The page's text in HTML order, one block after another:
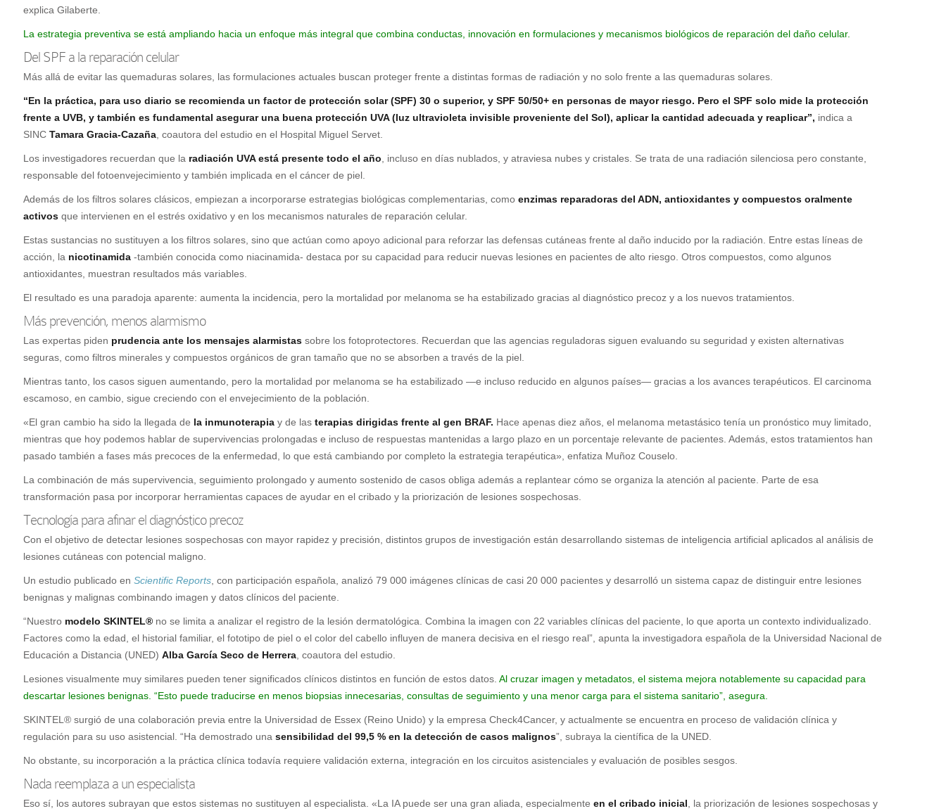
explica Gilaberte.
La estrategia preventiva se está ampliando hacia un enfoque más integral que combina conductas, innovación en formulaciones y mecanismos biológicos de reparación del daño celular.
Del SPF a la reparación celular
Más allá de evitar las quemaduras solares, las formulaciones actuales buscan proteger frente a distintas formas de radiación y no solo frente a las quemaduras solares.
“En la práctica, para uso diario se recomienda un factor de protección solar (SPF) 30 o superior, y SPF 50/50+ en personas de mayor riesgo. Pero el SPF solo mide la protección
frente a UVB, y también es fundamental asegurar una buena protección UVA (luz ultravioleta invisible proveniente del Sol), aplicar la cantidad adecuada y reaplicar”, indica a
SINC Tamara Gracia-Cazaña, coautora del estudio en el Hospital Miguel Servet.
Los investigadores recuerdan que la radiación UVA está presente todo el año, incluso en días nublados, y atraviesa nubes y cristales. Se trata de una radiación silenciosa pero constante,
responsable del fotoenvejecimiento y también implicada en el cáncer de piel.
Además de los filtros solares clásicos, empiezan a incorporarse estrategias biológicas complementarias, como enzimas reparadoras del ADN, antioxidantes y compuestos oralmente
activos que intervienen en el estrés oxidativo y en los mecanismos naturales de reparación celular.
Estas sustancias no sustituyen a los filtros solares, sino que actúan como apoyo adicional para reforzar las defensas cutáneas frente al daño inducido por la radiación. Entre estas líneas de
acción, la nicotinamida -también conocida como niacinamida- destaca por su capacidad para reducir nuevas lesiones en pacientes de alto riesgo. Otros compuestos, como algunos
antioxidantes, muestran resultados más variables.
El resultado es una paradoja aparente: aumenta la incidencia, pero la mortalidad por melanoma se ha estabilizado gracias al diagnóstico precoz y a los nuevos tratamientos.
Más prevención, menos alarmismo
Las expertas piden prudencia ante los mensajes alarmistas sobre los fotoprotectores. Recuerdan que las agencias reguladoras siguen evaluando su seguridad y existen alternativas
seguras, como filtros minerales y compuestos orgánicos de gran tamaño que no se absorben a través de la piel.
Mientras tanto, los casos siguen aumentando, pero la mortalidad por melanoma se ha estabilizado —e incluso reducido en algunos países— gracias a los avances terapéuticos. El carcinoma
escamoso, en cambio, sigue creciendo con el envejecimiento de la población.
«El gran cambio ha sido la llegada de la inmunoterapia y de las terapias dirigidas frente al gen BRAF. Hace apenas diez años, el melanoma metastásico tenía un pronóstico muy limitado,
mientras que hoy podemos hablar de supervivencias prolongadas e incluso de respuestas mantenidas a largo plazo en un porcentaje relevante de pacientes. Además, estos tratamientos han
pasado también a fases más precoces de la enfermedad, lo que está cambiando por completo la estrategia terapéutica», enfatiza Muñoz Couselo.
La combinación de más supervivencia, seguimiento prolongado y aumento sostenido de casos obliga además a replantear cómo se organiza la atención al paciente. Parte de esa
transformación pasa por incorporar herramientas capaces de ayudar en el cribado y la priorización de lesiones sospechosas.
Tecnología para afinar el diagnóstico precoz
Con el objetivo de detectar lesiones sospechosas con mayor rapidez y precisión, distintos grupos de investigación están desarrollando sistemas de inteligencia artificial aplicados al análisis de
lesiones cutáneas con potencial maligno.
Un estudio publicado en Scientific Reports, con participación española, analizó 79 000 imágenes clínicas de casi 20 000 pacientes y desarrolló un sistema capaz de distinguir entre lesiones
benignas y malignas combinando imagen y datos clínicos del paciente.
“Nuestro modelo SKINTEL® no se limita a analizar el registro de la lesión dermatológica. Combina la imagen con 22 variables clínicas del paciente, lo que aporta un contexto individualizado.
Factores como la edad, el historial familiar, el fototipo de piel o el color del cabello influyen de manera decisiva en el riesgo real”, apunta la investigadora española de la Universidad Nacional de
Educación a Distancia (UNED) Alba García Seco de Herrera, coautora del estudio.
Lesiones visualmente muy similares pueden tener significados clínicos distintos en función de estos datos. Al cruzar imagen y metadatos, el sistema mejora notablemente su capacidad para
descartar lesiones benignas. “Esto puede traducirse en menos biopsias innecesarias, consultas de seguimiento y una menor carga para el sistema sanitario”, asegura.
SKINTEL® surgió de una colaboración previa entre la Universidad de Essex (Reino Unido) y la empresa Check4Cancer, y actualmente se encuentra en proceso de validación clínica y
regulación para su uso asistencial. “Ha demostrado una sensibilidad del 99,5 % en la detección de casos malignos”, subraya la científica de la UNED.
No obstante, su incorporación a la práctica clínica todavía requiere validación externa, integración en los circuitos asistenciales y evaluación de posibles sesgos.
Nada reemplaza a un especialista
Eso sí, los autores subrayan que estos sistemas no sustituyen al especialista. «La IA puede ser una gran aliada, especialmente en el cribado inicial, la priorización de lesiones sospechosas y